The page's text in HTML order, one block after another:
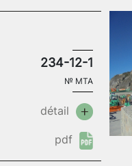
234-12-1
№ MTA
détail
pdf